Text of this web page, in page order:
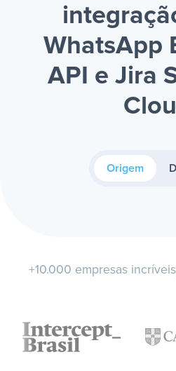
WhatsApp
API e Jira
Origem
+10.000 empresas